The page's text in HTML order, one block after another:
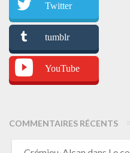
Twitter
tumblr
YouTube
COMMENTAIRES RÉCENTS